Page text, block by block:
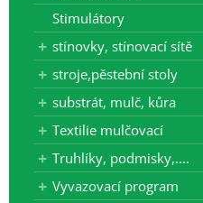
Stimulátory
stínovky, stínovací sítě
stroje,pěstební stoly
substrát, mulč, kůra
Textilie mulčovací
Truhlíky, podmisky,....
Vyvazovací program